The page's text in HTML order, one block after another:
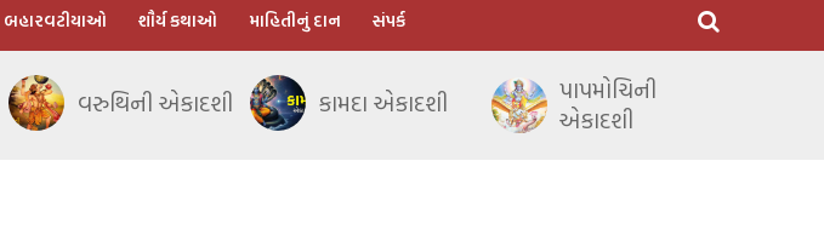
બહારવટીયાઓ શૌર્ય કથાઓ માહિતીનું દાન સંપર્ક
વરુથિની એકાદશી કામદા એકાદશી
પાપમોચિની
એકાદશી